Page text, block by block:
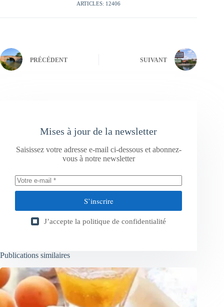
ARTICLES: 12406
PRÉCÉDENT SUIVANT
Mises à jour de la newsletter
Saisissez votre adresse e-mail ci-dessous et abonnez-
vous à notre newsletter
S’inscrire
J’accepte la politique de confidentialité
Publications similaires